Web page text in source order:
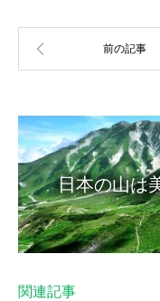
日本の山は
関連記事